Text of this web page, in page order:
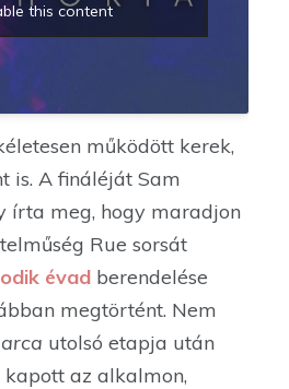
this content
működött kerek,
is. A fináléját Sam
írta meg, hogy maradjon
Rue sorsát
évad berendelése
megtörtént. Nem
utolsó etapja után
kapott az alkalmon,